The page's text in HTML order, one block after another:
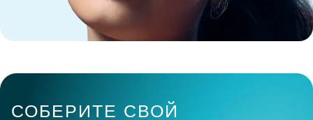
СОБЕРИТЕ СВОЙ